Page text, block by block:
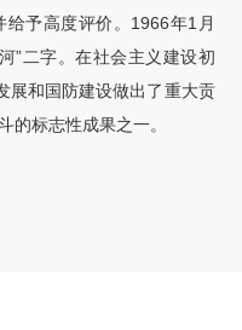
予高度评价。1966年1月
”二字。在社会主义建设初
展和国防建设做出了重大贡
的标志性成果之一。